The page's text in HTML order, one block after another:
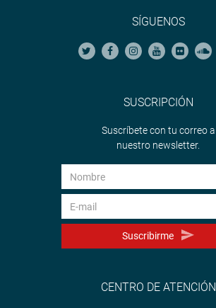
SÍGUENOS
SUSCRIPCIÓN
Suscríbete con tu correo a
nuestro newsletter.
Suscribirme
CENTRO DE ATENCIÓN